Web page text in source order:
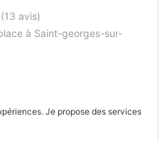
(13 avis)
à Saint-georges-sur-
Je propose des services